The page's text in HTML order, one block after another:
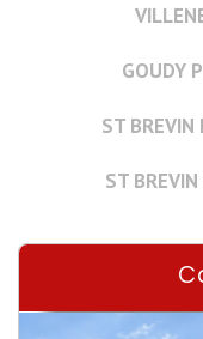
GOUDY
ST
ST